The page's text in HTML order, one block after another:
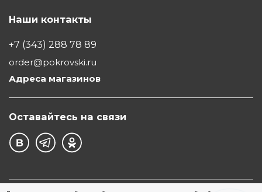
Наши контакты
+7 (343) 288 78 89
order@pokrovski.ru
Адреса магазинов
Оставайтесь на связи